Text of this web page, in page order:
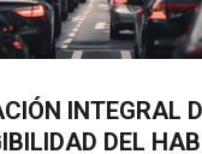
INTEGRAL
DEL